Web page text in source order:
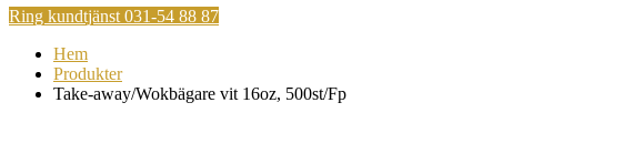
Ring kundtjänst 031-54 88 87
Hem
Produkter
Take-away/Wokbägare vit 16oz, 500st/Fp